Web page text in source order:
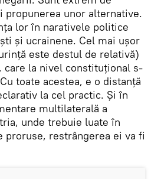
unor alternative.
lor în narativele politice
și ucrainene. Cel mai ușor
este destul de relativă)
care la nivel constituțional s-
toate acestea, e o distanță
la cel practic. Și în
multilaterală a
unde trebuie luate în
proruse, restrângerea ei va fi